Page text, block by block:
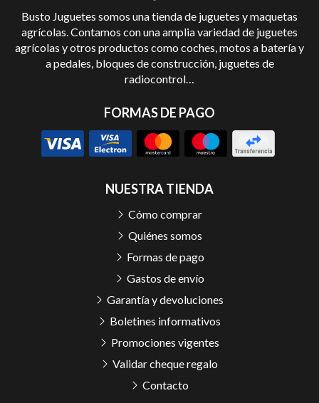
Busto Juguetes somos una tienda de juguetes y maquetas
agrícolas. Contamos con una amplia variedad de juguetes
agrícolas y otros productos como coches, motos a batería y
a pedales, bloques de construcción, juguetes de
radiocontrol…
FORMAS DE PAGO
NUESTRA TIENDA
Cómo comprar
Quiénes somos
Formas de pago
Gastos de envío
Garantía y devoluciones
Boletines informativos
Promociones vigentes
Validar cheque regalo
Contacto